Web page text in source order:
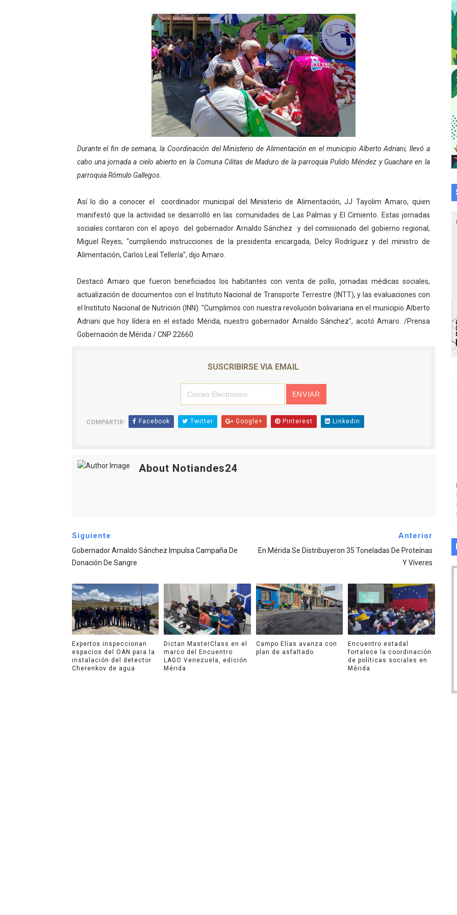
Gobierno bolivariano avanza en la transformación del hospital Sor Juana Inés
Niños merideños aprenden sobre gaita de tambora con Fundecem
Hospital universitario muestra sus avances en visita del Consejo Legislativo
Instituto Nacional de Nutrición celebra Semana Internacional de la Lactancia Materna
Gobernación de Mérida fortalece el desarrollo productivo en Rangel
Corposalud inició talleres para aspirantes al curso de Emergencia Prehospitalaria
Fortalecen formación académica de médicos en proceso de ruralidad
Fortaleciendo la economía comunal en El Vigía con microcréditos a emprendedores y
Campo Elías consolida plan de bacheo en el sector La Montañita
Fundecem inició con éxito el taller vacacional de origami
El Lactario del Iahula celebra la Semana Mundial de la Lactancia Materna
Plan Vacacional "Venezuela Ríe 2026" brinda recreación y cultura a niños del
Iniciación al yoga reúne a diversos clubes deportivos de Zea en una enriquecedora
Mincomunas impulsa el autogobierno en Mérida con plan de actualización y atención
Expertos inspeccionan espacios del OAN para la instalación del detector Cherenkov
Durante el fin de semana, la Coordinación del Ministerio de Alimentación en el municipio Alberto Adriani, llevó a
cabo una jornada a cielo abierto en la Comuna Cilitas de Maduro de la parroquia Pulido Méndez y Guachare en la
parroquia Rómulo Gallegos.
Así lo dio a conocer el coordinador municipal del Ministerio de Alimentación, JJ Tayolim Amaro, quien
manifestó que la actividad se desarrolló en las comunidades de Las Palmas y El Cimiento. Estas jornadas
sociales contaron con el apoyo del gobernador Arnaldo Sánchez y del comisionado del gobierno regional,
Miguel Reyes; "cumpliendo instrucciones de la presidenta encargada, Delcy Rodríguez y del ministro de
Alimentación, Carlos Leal Tellería", dijo Amaro.
Destacó Amaro que fueron beneficiados los habitantes con venta de pollo, jornadas médicas sociales,
actualización de documentos con el Instituto Nacional de Transporte Terrestre (INTT), y las evaluaciones con
el Instituto Nacional de Nutrición (INN). "Cumplimos con nuestra revolución bolivariana en el municipio Alberto
Adriani que hoy lídera en el estado Mérida, nuestro gobernador Arnaldo Sánchez", acotó Amaro. /Prensa
Gobernación de Mérida / CNP 22660
SUSCRIBIRSE VIA EMAIL
COMPARTIR: Facebook Twitter Google+ Pinterest Linkedin
About Notiandes24
Siguiente
Gobernador Arnaldo Sánchez Impulsa Campaña De
Donación De Sangre
Anterior
En Mérida Se Distribuyeron 35 Toneladas De Proteínas
Y Víveres
Expertos inspeccionan
espacios del OAN para la
instalación del detector
Cherenkov de agua
Dictan MasterClass en el
marco del Encuentro
LAGO Venezuela, edición
Mérida
Campo Elías avanza con
plan de asfaltado
Encuentro estadal
fortalece la coordinación
de políticas sociales en
Mérida